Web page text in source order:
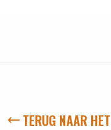
TERUG NAAR